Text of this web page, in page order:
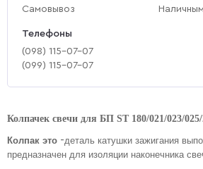
Самовывоз
Телефоны
(‎098) 115-07-07
(‎099) 115-07-07
Колпачек свечи для БП ST 180/021/023/025/
Колпак это -деталь катушки зажигания
предназначен для изоляции наконечника